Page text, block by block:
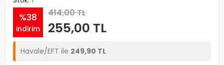
%38
indirim
414,00 TL
255,00 TL
Havale/EFT ile 249,90 TL